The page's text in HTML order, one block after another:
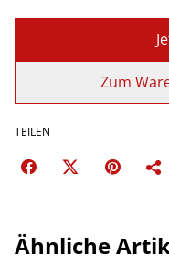
Zum
TEILEN
Ähnliche